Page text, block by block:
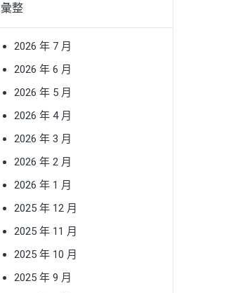
彙整
2026 年 7 月
2026 年 6 月
2026 年 5 月
2026 年 4 月
2026 年 3 月
2026 年 2 月
2026 年 1 月
2025 年 12 月
2025 年 11 月
2025 年 10 月
2025 年 9 月